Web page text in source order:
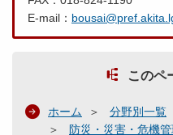
E-mail：
このペ
ホーム 分野別一覧
防災・災害・危機